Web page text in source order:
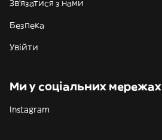
Зв'язатися з нами
Безпека
Увійти
Ми у соціальних мережах
Instagram